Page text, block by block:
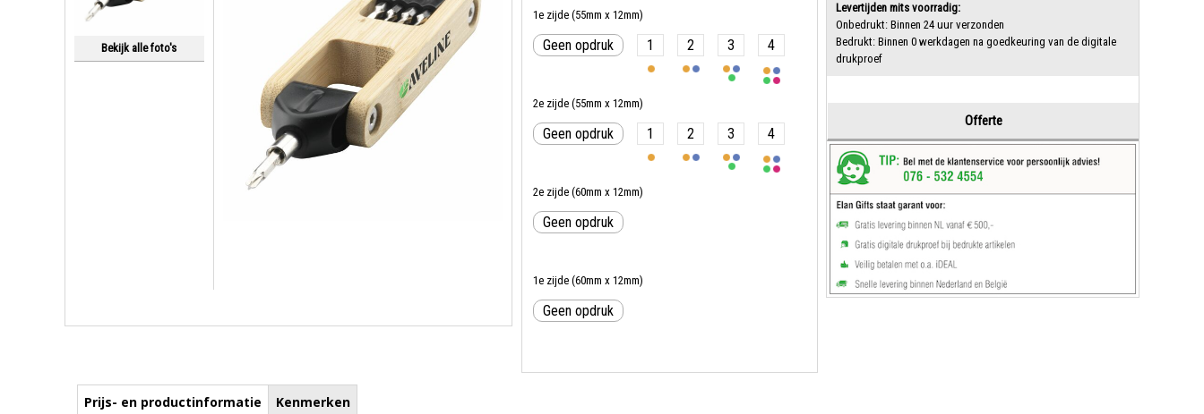
1e zijde (55mm x 12mm)
Geen opdruk 1 2 3 4
2e zijde (55mm x 12mm)
Geen opdruk 1 2 3 4
2e zijde (60mm x 12mm)
Geen opdruk
1e zijde (60mm x 12mm)
Geen opdruk
Levertijden mits voorradig:
Onbedrukt: Binnen 24 uur verzonden
Bedrukt: Binnen 0 werkdagen na goedkeuring van de digitale
drukproef
Offerte
Bekijk alle foto's
Prijs- en productinformatie Kenmerken